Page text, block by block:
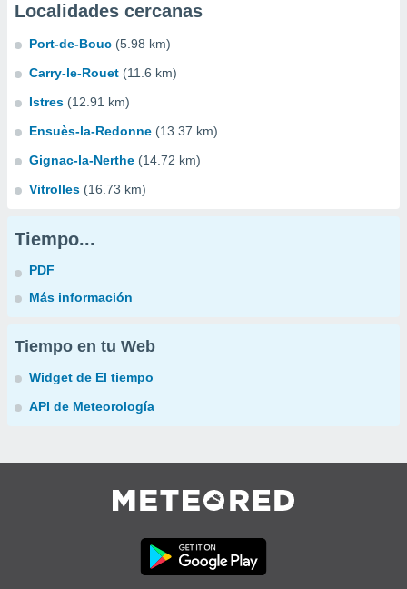
Localidades cercanas
Port-de-Bouc (5.98 km)
Carry-le-Rouet (11.6 km)
Istres (12.91 km)
Ensuès-la-Redonne (13.37 km)
Gignac-la-Nerthe (14.72 km)
Vitrolles (16.73 km)
Tiempo...
PDF
Más información
Tiempo en tu Web
Widget de El tiempo
API de Meteorología